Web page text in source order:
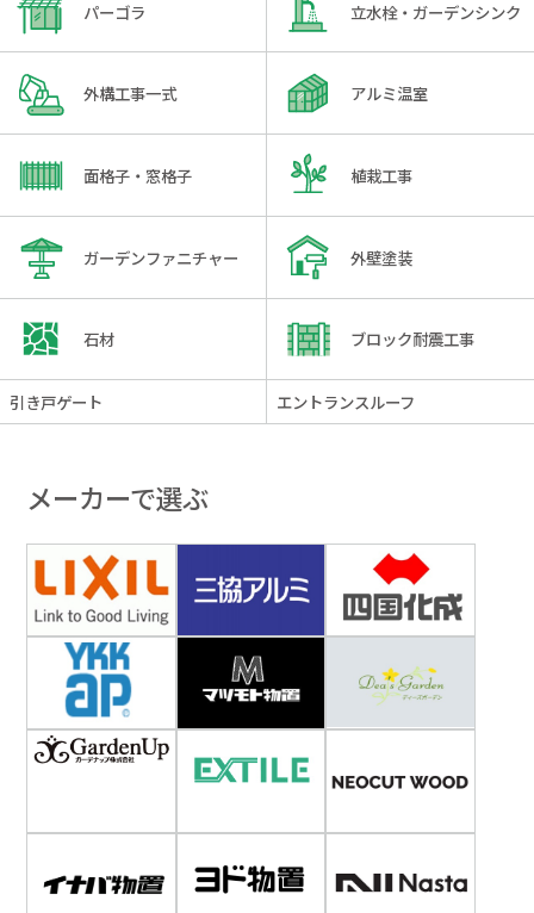
パーゴラ 立水栓・ガーデンシンク
外構工事一式 アルミ温室
面格子・窓格子 植栽工事
ガーデンファニチャー 外壁塗装
石材 ブロック耐震工事
引き戸ゲート エントランスルーフ
メーカーで選ぶ